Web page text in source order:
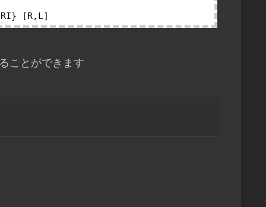
ことができます